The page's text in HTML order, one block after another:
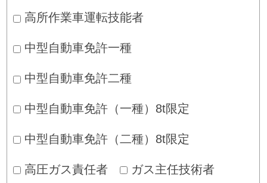
高所作業車運転技能者
中型自動車免許一種
中型自動車免許二種
中型自動車免許（一種）8t限定
中型自動車免許（二種）8t限定
高圧ガス責任者 ガス主任技術者